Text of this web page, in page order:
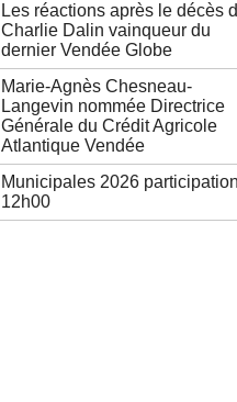
Les réactions après le décès
Charlie Dalin vainqueur du
dernier Vendée Globe
Marie-Agnès Chesneau-
Langevin nommée Directrice
Générale du Crédit Agricole
Atlantique Vendée
Municipales 2026
12h00